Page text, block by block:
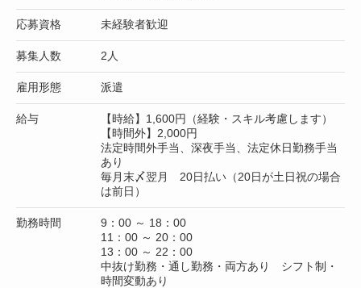
応募資格 未経験者歓迎
募集人数 2人
雇用形態 派遣
給与
【時給】1,600円（経験・スキル考慮します）
【時間外】2,000円
法定時間外手当、深夜手当、法定休日勤務手当
あり
毎月末〆翌月 20日払い（20日が土日祝の場合
は前日）
勤務時間
9：00 ～ 18：00
11：00 ～ 20：00
13：00 ～ 22：00
中抜け勤務・通し勤務・両方あり シフト制・
時間変動あり